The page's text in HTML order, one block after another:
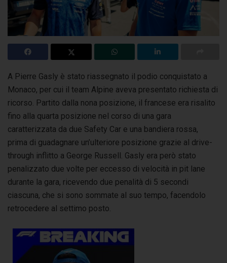
A Pierre Gasly è stato riassegnato il podio conquistato a
Monaco, per cui il team Alpine aveva presentato richiesta di
ricorso. Partito dalla nona posizione, il francese era risalito
fino alla quarta posizione nel corso di una gara
caratterizzata da due Safety Car e una bandiera rossa,
prima di guadagnare un’ulteriore posizione grazie al drive-
through inflitto a George Russell. Gasly era però stato
penalizzato due volte per eccesso di velocità in pit lane
durante la gara, ricevendo due penalità di 5 secondi
ciascuna, che si sono sommate al suo tempo, facendolo
retrocedere al settimo posto.